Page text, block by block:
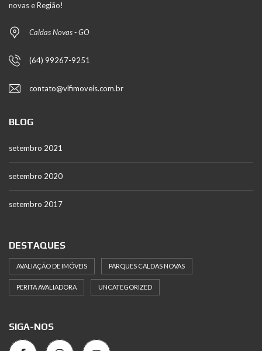
novas e Região!
Caldas Novas - GO
(64) 99267-9251
contato@vlfimoveis.com.br
BLOG
setembro 2021
setembro 2020
setembro 2017
DESTAQUES
AVALIAÇÃO DE IMÓVEIS PARQUES CALDAS NOVAS
PERITA AVALIADORA UNCATEGORIZED
SIGA-NOS